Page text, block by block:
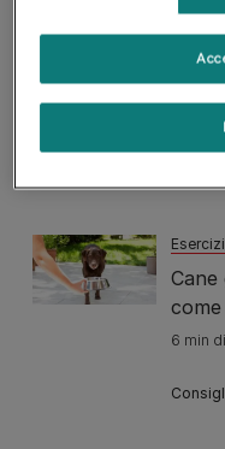
Cani
2 min
Cane
6 min